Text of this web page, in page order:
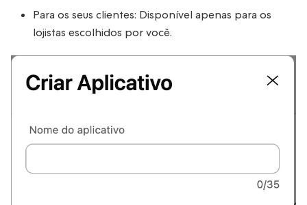
Para os seus clientes: Disponível apenas para os
lojistas escolhidos por você.